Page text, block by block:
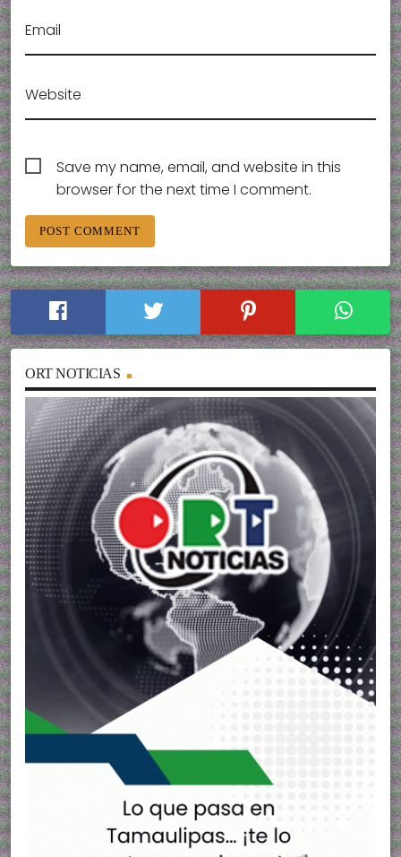
Email
Website
Save my name, email, and website in this
browser for the next time I comment.
ORT NOTICIAS